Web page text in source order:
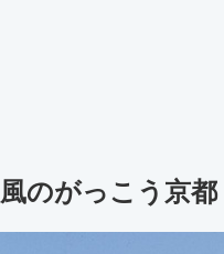
風のがっこう京都